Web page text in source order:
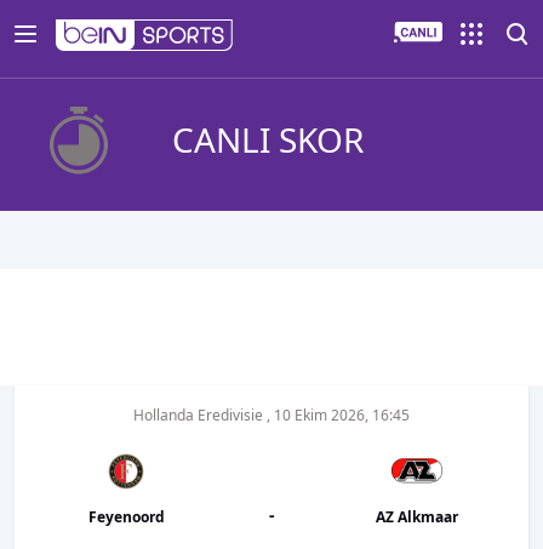
CANLI SKOR
Hollanda Eredivisie , 10 Ekim 2026, 16:45
Feyenoord - AZ Alkmaar